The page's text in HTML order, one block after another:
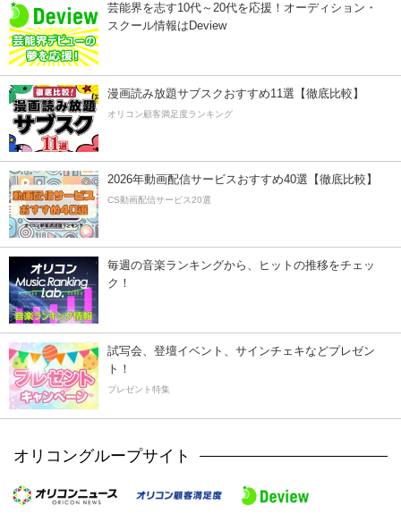
芸能界を志す10代～20代を応援！オーディション・
スクール情報はDeview
漫画読み放題サブスクおすすめ11選【徹底比較】
オリコン顧客満足度ランキング
2026年動画配信サービスおすすめ40選【徹底比較】
CS動画配信サービス20選
毎週の音楽ランキングから、ヒットの推移をチェッ
ク！
試写会、登壇イベント、サインチェキなどプレゼン
ト！
プレゼント特集
オリコングループサイト